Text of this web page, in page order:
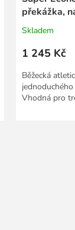
překážka,
Skladem
1 245 Kč
Běžecká
Vhodná pro